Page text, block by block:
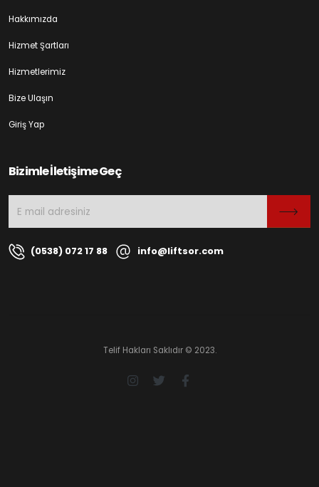
Hakkımızda
Hizmet Şartları
Hizmetlerimiz
Bize Ulaşın
Giriş Yap
Bizimle İletişime Geç
(0538) 072 17 88 info@liftsor.com
Telif Hakları Saklıdır © 2023.